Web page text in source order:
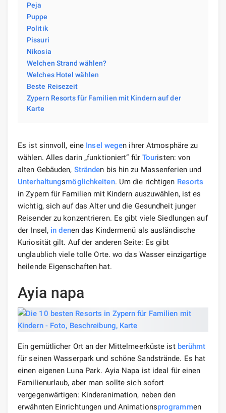
Peja
Puppe
Politik
Pissuri
Nikosia
Welchen Strand wählen?
Welches Hotel wählen
Beste Reisezeit
Zypern Resorts für Familien mit Kindern auf der
Karte
Es ist sinnvoll, eine Insel wegen ihrer Atmosphäre zu
wählen. Alles darin „funktioniert“ für Touristen: von
alten Gebäuden, Stränden bis hin zu Massenferien und
Unterhaltungsmöglichkeiten. Um die richtigen Resorts
in Zypern für Familien mit Kindern auszuwählen, ist es
wichtig, sich auf das Alter und die Gesundheit junger
Reisender zu konzentrieren. Es gibt viele Siedlungen auf
der Insel, in denen das Kindermenü als ausländische
Kuriosität gilt. Auf der anderen Seite: Es gibt
unglaublich viele tolle Orte. wo das Wasser einzigartige
heilende Eigenschaften hat.
Ayia napa
Ein gemütlicher Ort an der Mittelmeerküste ist berühmt
für seinen Wasserpark und schöne Sandstrände. Es hat
einen eigenen Luna Park. Ayia Napa ist ideal für einen
Familienurlaub, aber man sollte sich sofort
vergegenwärtigen: Kinderanimation, neben den
erwähnten Einrichtungen und Animationsprogrammen